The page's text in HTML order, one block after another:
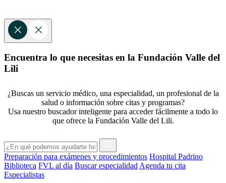
Encuentra lo que necesitas en la Fundación Valle del
Lili
¿Buscas un servicio médico, una especialidad, un profesional de la
salud o información sobre citas y programas?
Usa nuestro buscador inteligente para acceder fácilmente a todo lo
que ofrece la Fundación Valle del Lili.
Preparación para exámenes y procedimientos Hospital Padrino
Biblioteca FVL al día Buscar especialidad Agenda tu cita
Especialistas